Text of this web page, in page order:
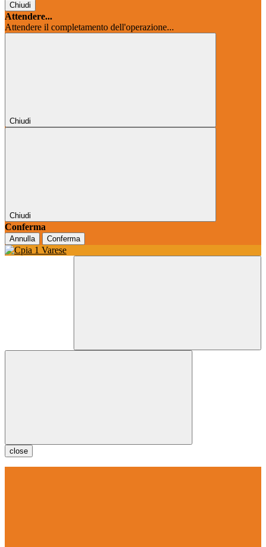
Chiudi
Attendere...
Attendere il completamento dell'operazione...
Chiudi
Chiudi
Conferma
Annulla Conferma
close